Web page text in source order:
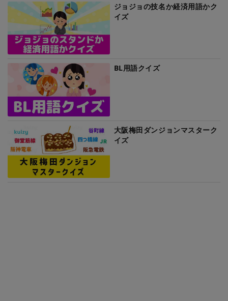
ジョジョの技名か経済用語かク
イズ
BL用語クイズ
大阪梅田ダンジョンマスターク
イズ